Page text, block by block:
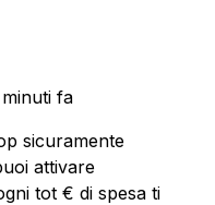
fa
sicuramente
attivare
tot € di spesa ti